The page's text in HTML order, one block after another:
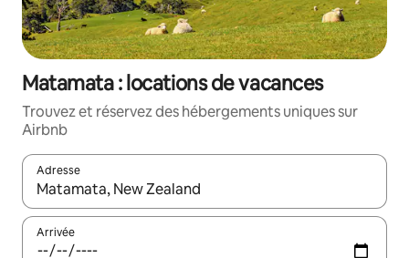
Matamata : locations de vacances
Trouvez et réservez des hébergements uniques sur
Airbnb
Adresse
Lorsque les résultats s'affichent, utilisez les flèches vers le
Arrivée